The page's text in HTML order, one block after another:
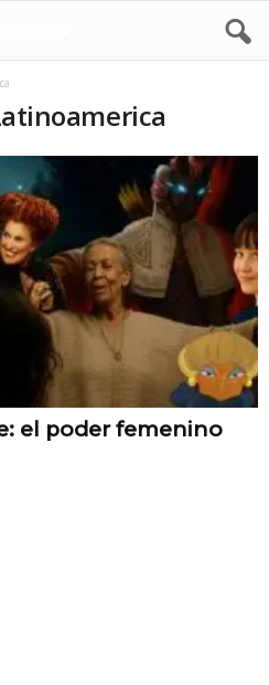
el poder femenino